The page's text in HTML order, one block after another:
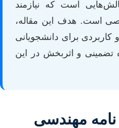
است که نیازمند
است. هدف این مقاله،
کاربردی برای دانشجویانی
تضمینی و اثربخش در این
نامه مهندسی